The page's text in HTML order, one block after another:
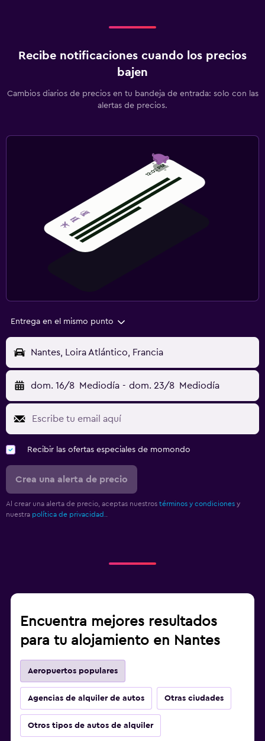
Recibe notificaciones cuando los precios
bajen
Cambios diarios de precios en tu bandeja de entrada: solo con las
alertas de precios.
Entrega en el mismo punto
Nantes, Loira Atlántico, Francia
dom. 16/8 Mediodía - dom. 23/8 Mediodía
Recibir las ofertas especiales de momondo
Crea una alerta de precio
Al crear una alerta de precio, aceptas nuestros términos y condiciones y
nuestra política de privacidad..
Encuentra mejores resultados
para tu alojamiento en Nantes
Aeropuertos populares
Agencias de alquiler de autos Otras ciudades
Otros tipos de autos de alquiler